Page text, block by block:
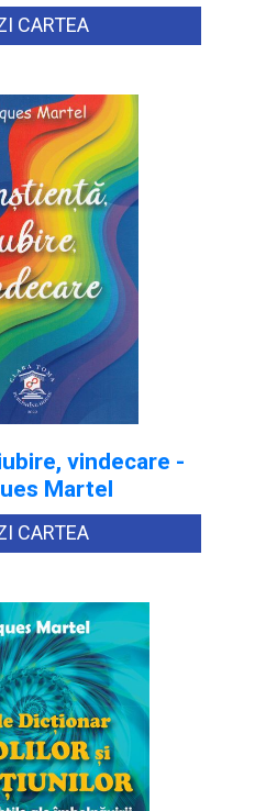
CARTEA
vindecare -
Martel
CARTEA